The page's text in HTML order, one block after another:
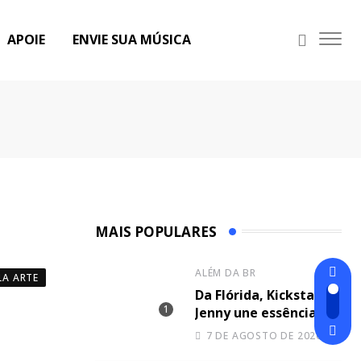
APOIE ENVIE SUA MÚSICA
ARTE
MAIS POPULARES
ALÉM DA BR
Da Flórida, Kickstand
Jenny une essência
dos Beatles e de
7 DE AGOSTO DE 2026